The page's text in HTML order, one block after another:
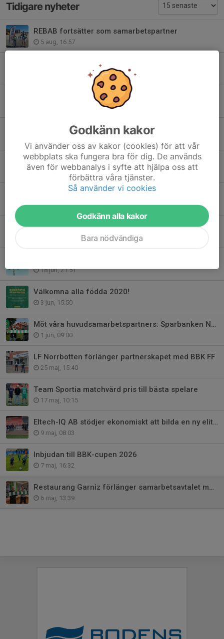
Tidigare nyheter
REBAB fortsätter som samarbetspartner
5 aug, 16:57
BBK Fotboll lägger ned div IV-laget
Tre vinster i sommarens 50/50-lotteri
3 jul, 08:01
25 jun, 10:51
Vilda Kidz tack för det ni gör.
18 jun, 21:51
Välkomna alla födda 2020!
3 jun, 15:50
Möt våra huvudsamarbetspartners: Sparbanken Nord
1 jun, 09:00
LF Norrbotten förlänger partnerskapet med BBK FF
25 maj, 15:40
Team Sportia matchvärd pris till bästa spelare
17 maj, 10:15
Eltech-IQ AB stödjer ekonomiskt att bilda en ny elitförening
9 maj, 08:03
Inbjudan till BBK-cupen 2026
7 maj, 16:32
Restaurang Garniz förlänger samarbetsavtalet med BBK FF
6 maj, 13:39
Godkänn kakor
Vi använder oss av kakor (cookies) för att vår
webbplats ska fungera bra för dig. De används
även för webbanalys i syfte att hjälpa oss att
förbättra våra tjänster.
Så använder vi cookies
Godkänn alla kakor
Bara nödvändiga